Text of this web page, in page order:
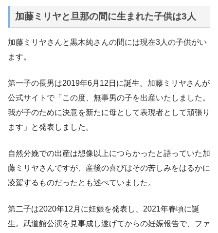
加藤ミリヤと旦那の間に生まれた子供は3人
加藤ミリヤさんと黒木純さんの間には現在3人の子供がい
ます。
第一子の長男は2019年6月12日に誕生。加藤ミリヤさんが
公式サイトで「この度、無事男の子を出産いたしました。
我が子のために決意を新たに母として表現者として頑張り
ます」と発表しました。
自然分娩での出産は想像以上につらかったと語っていた加
藤ミリヤさんですが、産後の喜びはその苦しみをはるかに
凌駕するものだったとも述べていました。
第二子は2020年12月に妊娠を発表し、2021年春頃に誕
生。武道館公演を見事成し遂げてからの妊娠報告で、ファ